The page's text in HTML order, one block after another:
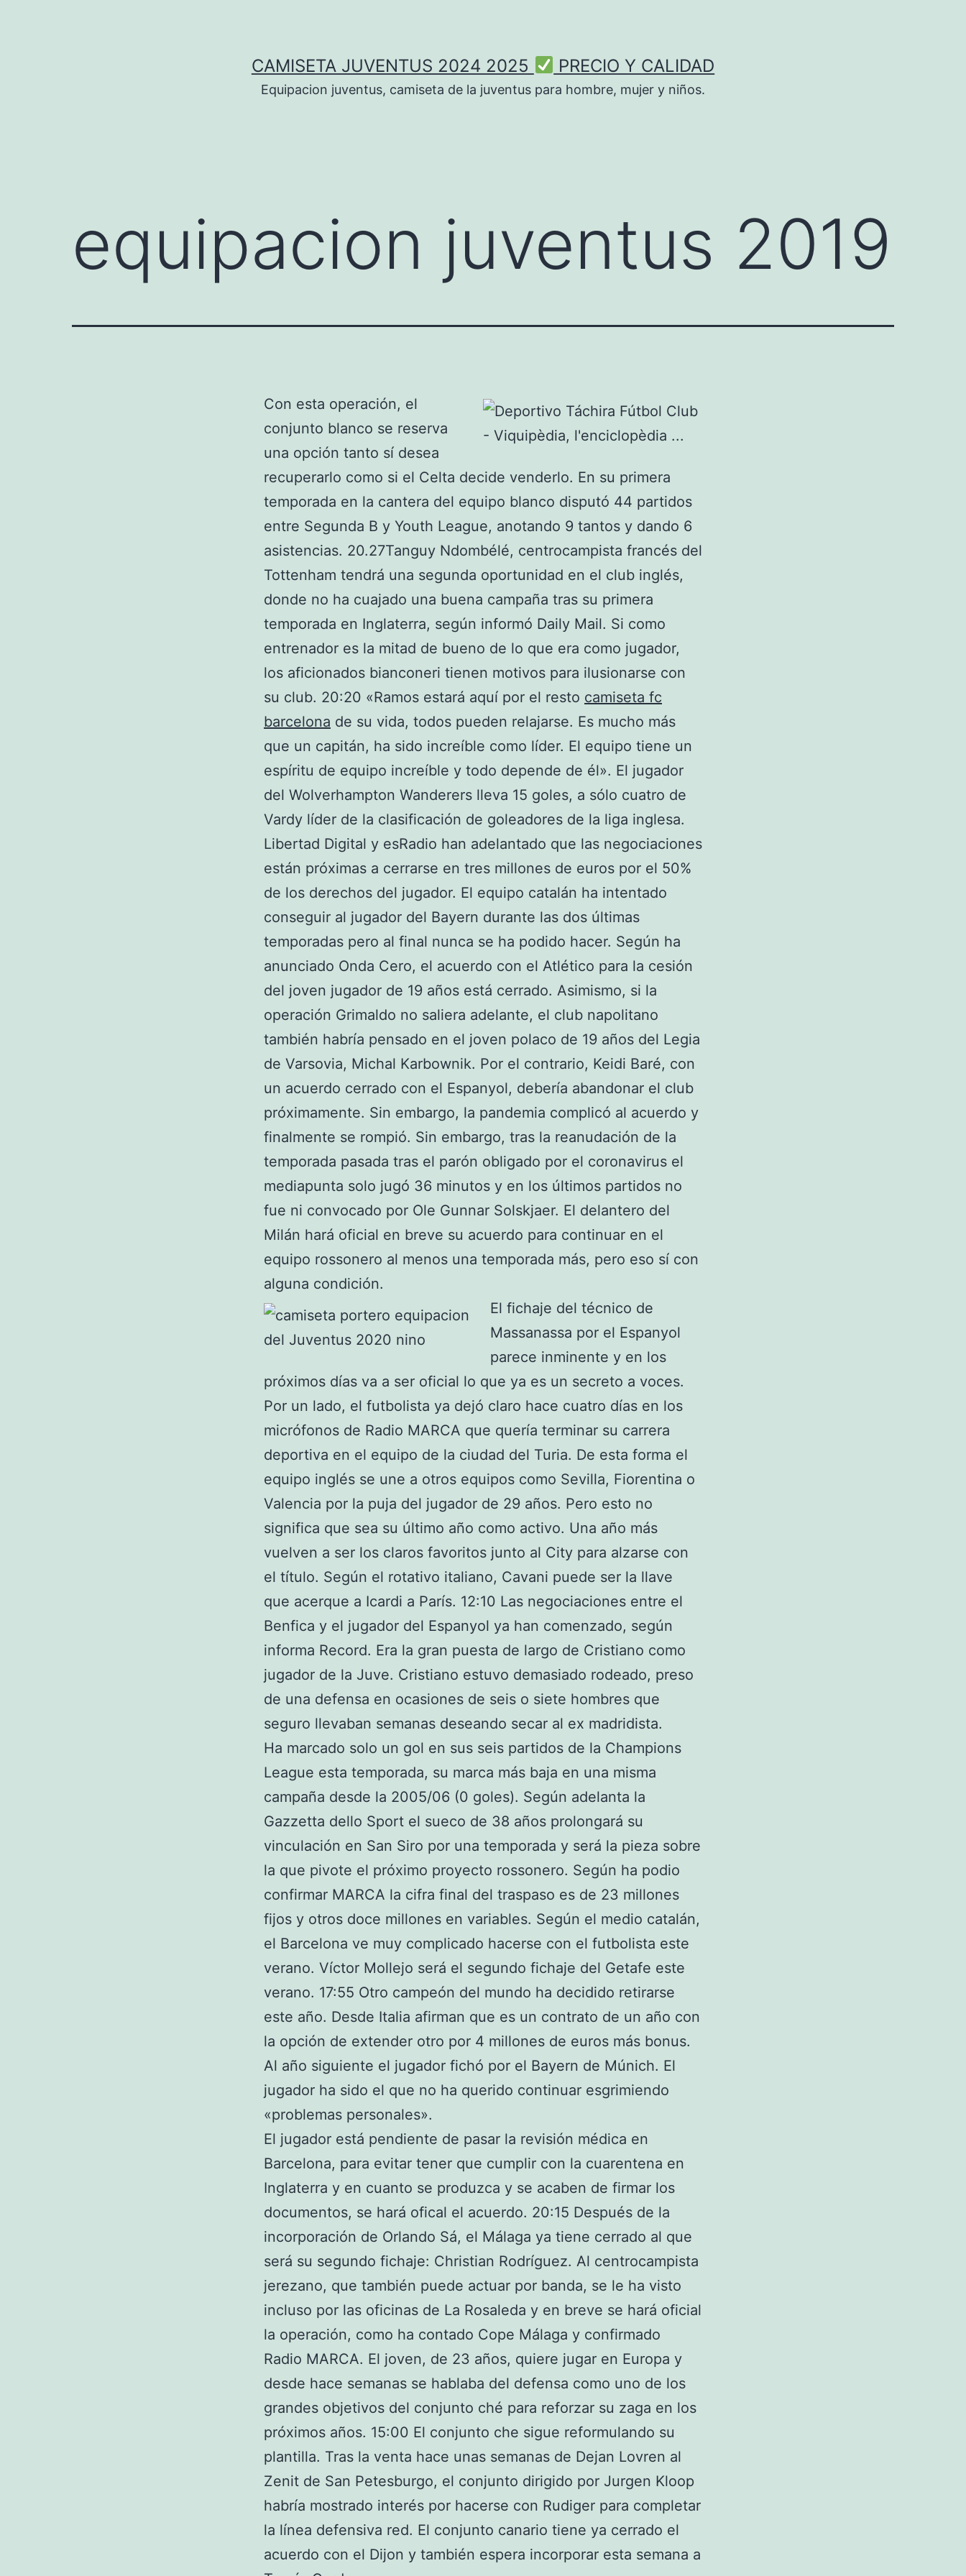
CAMISETA JUVENTUS 2024 2025 PRECIO Y CALIDAD
Equipacion juventus, camiseta de la juventus para hombre, mujer y niños.
equipacion juventus 2019
Con esta operación, el
conjunto blanco se reserva
una opción tanto sí desea
recuperarlo como si el Celta decide venderlo. En su primera
temporada en la cantera del equipo blanco disputó 44 partidos
entre Segunda B y Youth League, anotando 9 tantos y dando 6
asistencias. 20.27Tanguy Ndombélé, centrocampista francés del
Tottenham tendrá una segunda oportunidad en el club inglés,
donde no ha cuajado una buena campaña tras su primera
temporada en Inglaterra, según informó Daily Mail. Si como
entrenador es la mitad de bueno de lo que era como jugador,
los aficionados bianconeri tienen motivos para ilusionarse con
su club. 20:20 «Ramos estará aquí por el resto camiseta fc
barcelona de su vida, todos pueden relajarse. Es mucho más
que un capitán, ha sido increíble como líder. El equipo tiene un
espíritu de equipo increíble y todo depende de él». El jugador
del Wolverhampton Wanderers lleva 15 goles, a sólo cuatro de
Vardy líder de la clasificación de goleadores de la liga inglesa.
Libertad Digital y esRadio han adelantado que las negociaciones
están próximas a cerrarse en tres millones de euros por el 50%
de los derechos del jugador. El equipo catalán ha intentado
conseguir al jugador del Bayern durante las dos últimas
temporadas pero al final nunca se ha podido hacer. Según ha
anunciado Onda Cero, el acuerdo con el Atlético para la cesión
del joven jugador de 19 años está cerrado. Asimismo, si la
operación Grimaldo no saliera adelante, el club napolitano
también habría pensado en el joven polaco de 19 años del Legia
de Varsovia, Michal Karbownik. Por el contrario, Keidi Baré, con
un acuerdo cerrado con el Espanyol, debería abandonar el club
próximamente. Sin embargo, la pandemia complicó al acuerdo y
finalmente se rompió. Sin embargo, tras la reanudación de la
temporada pasada tras el parón obligado por el coronavirus el
mediapunta solo jugó 36 minutos y en los últimos partidos no
fue ni convocado por Ole Gunnar Solskjaer. El delantero del
Milán hará oficial en breve su acuerdo para continuar en el
equipo rossonero al menos una temporada más, pero eso sí con
alguna condición.
El fichaje del técnico de
Massanassa por el Espanyol
parece inminente y en los
próximos días va a ser oficial lo que ya es un secreto a voces.
Por un lado, el futbolista ya dejó claro hace cuatro días en los
micrófonos de Radio MARCA que quería terminar su carrera
deportiva en el equipo de la ciudad del Turia. De esta forma el
equipo inglés se une a otros equipos como Sevilla, Fiorentina o
Valencia por la puja del jugador de 29 años. Pero esto no
significa que sea su último año como activo. Una año más
vuelven a ser los claros favoritos junto al City para alzarse con
el título. Según el rotativo italiano, Cavani puede ser la llave
que acerque a Icardi a París. 12:10 Las negociaciones entre el
Benfica y el jugador del Espanyol ya han comenzado, según
informa Record. Era la gran puesta de largo de Cristiano como
jugador de la Juve. Cristiano estuvo demasiado rodeado, preso
de una defensa en ocasiones de seis o siete hombres que
seguro llevaban semanas deseando secar al ex madridista.
Ha marcado solo un gol en sus seis partidos de la Champions
League esta temporada, su marca más baja en una misma
campaña desde la 2005/06 (0 goles). Según adelanta la
Gazzetta dello Sport el sueco de 38 años prolongará su
vinculación en San Siro por una temporada y será la pieza sobre
la que pivote el próximo proyecto rossonero. Según ha podio
confirmar MARCA la cifra final del traspaso es de 23 millones
fijos y otros doce millones en variables. Según el medio catalán,
el Barcelona ve muy complicado hacerse con el futbolista este
verano. Víctor Mollejo será el segundo fichaje del Getafe este
verano. 17:55 Otro campeón del mundo ha decidido retirarse
este año. Desde Italia afirman que es un contrato de un año con
la opción de extender otro por 4 millones de euros más bonus.
Al año siguiente el jugador fichó por el Bayern de Múnich. El
jugador ha sido el que no ha querido continuar esgrimiendo
«problemas personales».
El jugador está pendiente de pasar la revisión médica en
Barcelona, para evitar tener que cumplir con la cuarentena en
Inglaterra y en cuanto se produzca y se acaben de firmar los
documentos, se hará ofical el acuerdo. 20:15 Después de la
incorporación de Orlando Sá, el Málaga ya tiene cerrado al que
será su segundo fichaje: Christian Rodríguez. Al centrocampista
jerezano, que también puede actuar por banda, se le ha visto
incluso por las oficinas de La Rosaleda y en breve se hará oficial
la operación, como ha contado Cope Málaga y confirmado
Radio MARCA. El joven, de 23 años, quiere jugar en Europa y
desde hace semanas se hablaba del defensa como uno de los
grandes objetivos del conjunto ché para reforzar su zaga en los
próximos años. 15:00 El conjunto che sigue reformulando su
plantilla. Tras la venta hace unas semanas de Dejan Lovren al
Zenit de San Petesburgo, el conjunto dirigido por Jurgen Kloop
habría mostrado interés por hacerse con Rudiger para completar
la línea defensiva red. El conjunto canario tiene ya cerrado el
acuerdo con el Dijon y también espera incorporar esta semana a